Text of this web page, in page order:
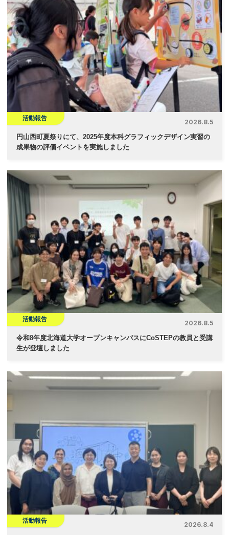
ー
シ
ョ
ン
活動報告
2026.8.5
円山西町夏祭りにて、2025年度本科グラフィックデザイン実習の
成果物の評価イベントを実施しました
活動報告
2026.8.5
令和8年度北海道大学オープンキャンパスにCoSTEPの教員と受講
生が登壇しました
活動報告
2026.8.4